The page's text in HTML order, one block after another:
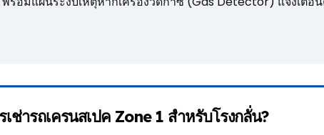
เช่ารถเครนสเปค Zone 1 สำหรับโรงกลั่น?